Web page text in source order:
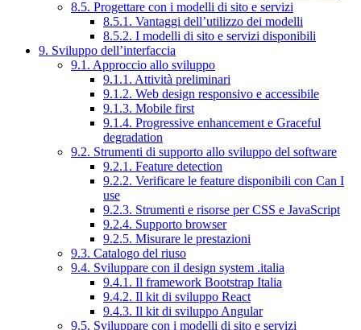
8.5. Progettare con i modelli di sito e servizi
8.5.1. Vantaggi dell’utilizzo dei modelli
8.5.2. I modelli di sito e servizi disponibili
9. Sviluppo dell’interfaccia
9.1. Approccio allo sviluppo
9.1.1. Attività preliminari
9.1.2. Web design responsivo e accessibile
9.1.3. Mobile first
9.1.4. Progressive enhancement e Graceful
degradation
9.2. Strumenti di supporto allo sviluppo del software
9.2.1. Feature detection
9.2.2. Verificare le feature disponibili con Can I
use
9.2.3. Strumenti e risorse per CSS e JavaScript
9.2.4. Supporto browser
9.2.5. Misurare le prestazioni
9.3. Catalogo del riuso
9.4. Sviluppare con il design system .italia
9.4.1. Il framework Bootstrap Italia
9.4.2. Il kit di sviluppo React
9.4.3. Il kit di sviluppo Angular
9.5. Sviluppare con i modelli di sito e servizi